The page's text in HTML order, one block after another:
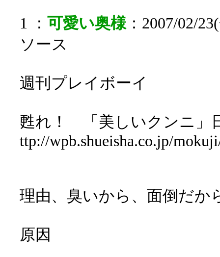
1 ： 可愛い奥様：2007/02/
ソース
週刊プレイボーイ
甦れ！ 「美しいクンニ」
ttp://wpb.shueisha.co.jp/
理由、臭いから、面倒だか
原因